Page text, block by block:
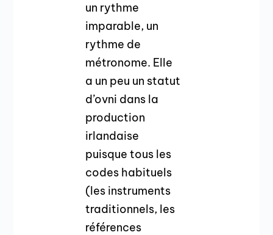
un rythme
imparable, un
rythme de
métronome. Elle
a un peu un statut
d’ovni dans la
production
irlandaise
puisque tous les
codes habituels
(les instruments
traditionnels, les
références